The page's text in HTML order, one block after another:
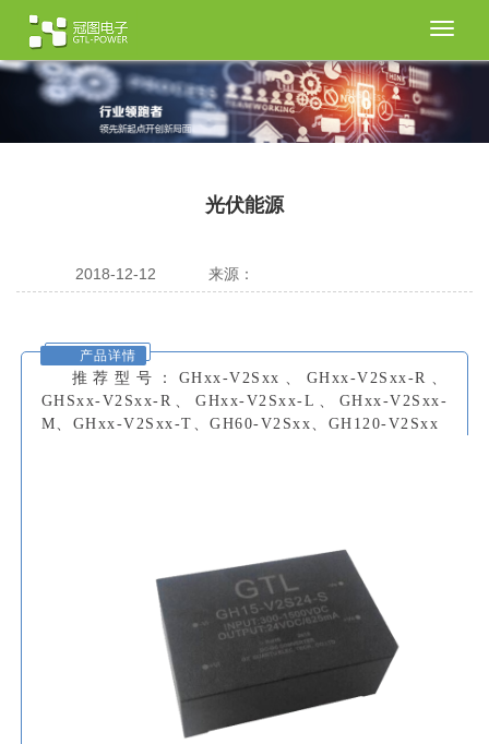
切
航
光伏能源
2018-12-12 来源：
产品详情
推荐型号： GHxx-V2Sxx、GHxx-V2Sxx-R、
GHSxx-V2Sxx-R、GHxx-V2Sxx-L、GHxx-V2Sxx-
M、GHxx-V2Sxx-T、GH60-V2Sxx、GH120-V2Sxx